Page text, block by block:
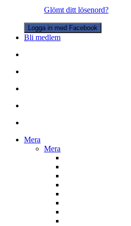
Glömt ditt lösenord?
Logga in med Facebook
Bli medlem
Mera
Mera